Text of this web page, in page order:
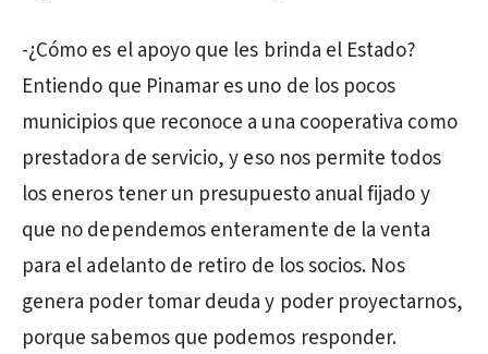
-¿Cómo es el apoyo que les brinda el Estado?
Entiendo que Pinamar es uno de los pocos
municipios que reconoce a una cooperativa como
prestadora de servicio, y eso nos permite todos
los eneros tener un presupuesto anual fijado y
que no dependemos enteramente de la venta
para el adelanto de retiro de los socios. Nos
genera poder tomar deuda y poder proyectarnos,
porque sabemos que podemos responder.